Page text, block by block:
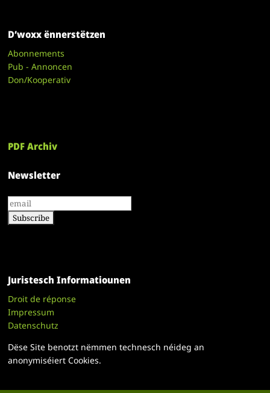
D’woxx ënnerstëtzen
Abonnements
Pub - Annoncen
Don/Kooperativ
PDF Archiv
Newsletter
Juristesch Informatiounen
Droit de réponse
Impressum
Datenschutz
Dëse Site benotzt nëmmen technesch néideg an
anonymiséiert Cookies.